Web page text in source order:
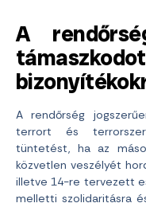
A
A rendőrség
terrort és
tüntetést, ha az
közvetlen veszélyét
illetve 14-re tervezett
melletti szolidaritásra